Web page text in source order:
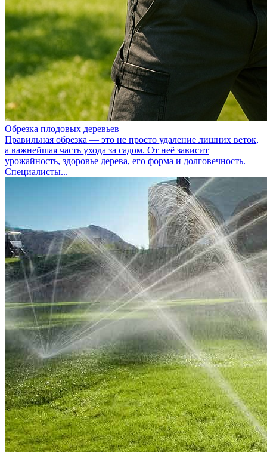
Обрезка плодовых деревьев
Правильная обрезка — это не просто удаление лишних веток,
а важнейшая часть ухода за садом. От неё зависит
урожайность, здоровье дерева, его форма и долговечность.
Специалисты...